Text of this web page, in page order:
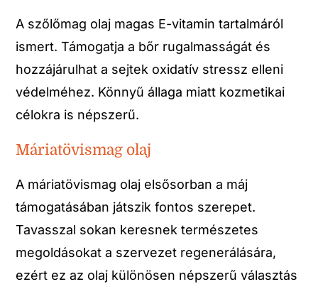
A szőlőmag olaj magas E-vitamin tartalmáról
ismert. Támogatja a bőr rugalmasságát és
hozzájárulhat a sejtek oxidatív stressz elleni
védelméhez. Könnyű állaga miatt kozmetikai
célokra is népszerű.
Máriatövismag olaj
A máriatövismag olaj elsősorban a máj
támogatásában játszik fontos szerepet.
Tavasszal sokan keresnek természetes
megoldásokat a szervezet regenerálására,
ezért ez az olaj különösen népszerű választás